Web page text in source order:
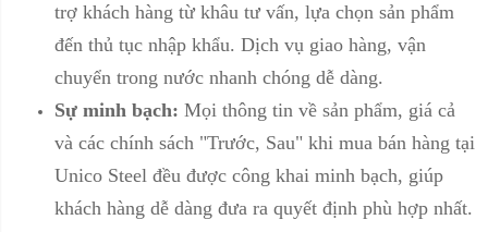
trợ khách hàng từ khâu tư vấn, lựa chọn sản phẩm
đến thủ tục nhập khẩu. Dịch vụ giao hàng, vận
chuyển trong nước nhanh chóng dễ dàng.
Sự minh bạch: Mọi thông tin về sản phẩm, giá cả
và các chính sách "Trước, Sau" khi mua bán hàng tại
Unico Steel đều được công khai minh bạch, giúp
khách hàng dễ dàng đưa ra quyết định phù hợp nhất.